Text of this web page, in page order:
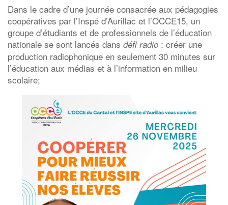
Dans le cadre d’une journée consacrée aux pédagogies
coopératives par l’Inspé d’Aurillac et l’OCCE15, un
groupe d’étudiants et de professionnels de l’éducation
nationale se sont lancés dans défi radio : créer une
production radiophonique en seulement 30 minutes sur
l’éducation aux médias et à l’information en milieu
scolaire;